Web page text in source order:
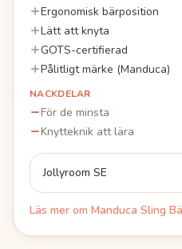
Ergonomisk bärposition
Lätt att knyta
GOTS-certifierad
Pålitligt märke (Manduca)
NACKDELAR
För de minsta
Knytteknik att lära
Jollyroom SE
Läs mer om Manduca Sling